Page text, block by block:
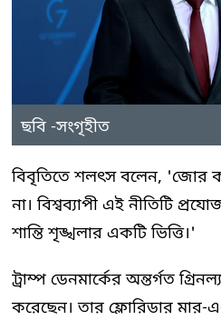
ছবি -সংগৃহীত
বিবৃতিতে শলৎস বলেন, 'জোর
না। বিশ্বব্যাপী এই নীতিটি
শান্তি শৃঙ্খলার একটি ভিত্তি।'
ট্রাম্প ডেনমার্কের অন্তর্গত
করেছেন। তার ফ্লোরিডার মার-